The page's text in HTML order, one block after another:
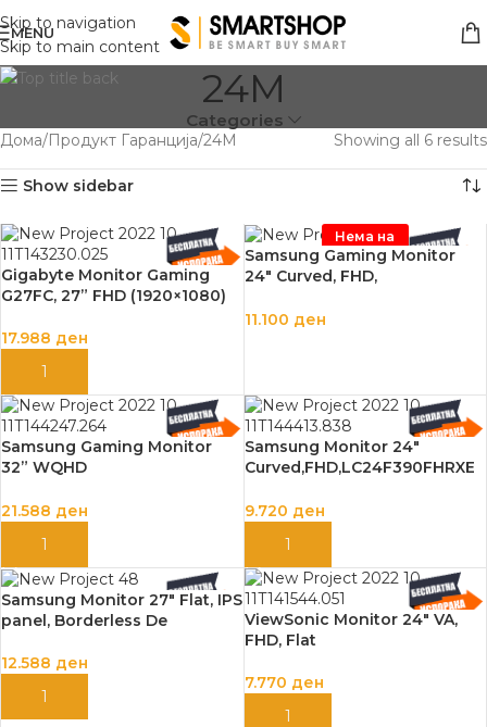
Skip to navigation
Skip to main content
MENU
24M
Categories
Дома Продукт Гаранција 24M Showing all 6 results
Show sidebar
Gigabyte Monitor Gaming
G27FC, 27” FHD (1920×1080)
17.988 ден
ДОДАЈ ВО КОШНИЦА
Нема на
залиха
Samsung Gaming Monitor
24″ Curved, FHD,
11.100 ден
Samsung Gaming Monitor
32” WQHD
21.588 ден
ДОДАЈ ВО КОШНИЦА
Samsung Monitor 24″
Curved,FHD,LC24F390FHRXE
9.720 ден
ДОДАЈ ВО КОШНИЦА
Samsung Monitor 27″ Flat, IPS
panel, Borderless De
12.588 ден
ДОДАЈ ВО КОШНИЦА
ViewSonic Monitor 24″ VA,
FHD, Flat
7.770 ден
ДОДАЈ ВО КОШНИЦА